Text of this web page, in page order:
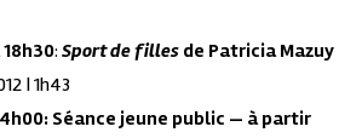
:Sport de filles de Patricia Mazuy
| 1h43
Séance jeune public — à partir